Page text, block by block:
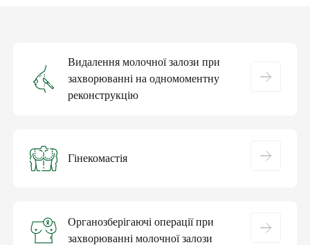
Видалення молочної залози при
захворюванні на одномоментну
реконструкцію
Гінекомастія
Органозберігаючі операції при
захворюванні молочної залози